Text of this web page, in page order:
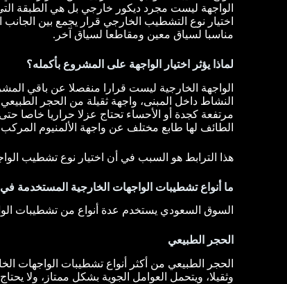
الواجهة ليست مجرد ديكور خارجي بل هي الطبقة
اختيار نوع التشطيب الخارجي قرار يجمع بين
مناسبا لسياق معين ومقاطعا لسياق آخر.
لماذا يؤثر اختيار الواجهة على المشروع بأكمله؟
الواجهة الخارجية ليست قرارا منفصلا عن باقي
النشاط داخل المبنى، واجهة ثقيلة من الحجر
مرتفعة كجدة أو الأحساء تحتاج عزلا حراريا خاصا
الطائف لها طابع مختلف عن واجهة الألمنيوم
هذا الترابط هو السبب في أن اختيار نوع تشطيب
ما أنواع تشطيبات الواجهات الخارجية المستخدمة
السوق السعودي يستخدم عدة أنواع من تشطيبات
الحجر الطبيعي
الحجر الطبيعي من أكثر أنواع تشطيبات الواجهات
وثقيلا، ويتحمل العوامل الجوية بشكل ممتاز، ولا